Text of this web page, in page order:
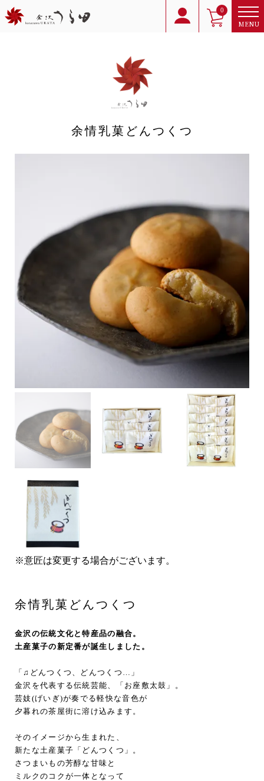
0
MENU
余情乳菓どんつくつ
※意匠は変更する場合がございます。
余情乳菓どんつくつ
金沢の伝統文化と特産品の融合。
土産菓子の新定番が誕生しました。
「♫どんつくつ、どんつくつ…」
金沢を代表する伝統芸能、「お座敷太鼓」。
芸妓(げいぎ)が奏でる軽快な音色が
夕暮れの茶屋街に溶け込みます。
そのイメージから生まれた、
新たな土産菓子「どんつくつ」。
さつまいもの芳醇な甘味と
ミルクのコクが一体となって